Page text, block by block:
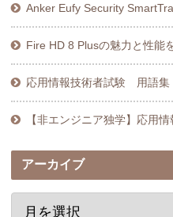
Anker Eufy Security
Fire HD 8 Plusの魅力と性能
応用情報技術者試験 用語集
【非エンジニア独学】応用
アーカイブ